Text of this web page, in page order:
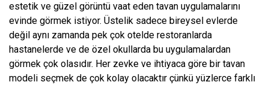
estetik ve güzel görüntü vaat eden tavan uygulamalarını
evinde görmek istiyor. Üstelik sadece bireysel evlerde
değil aynı zamanda pek çok otelde restoranlarda
hastanelerde ve de özel okullarda bu uygulamalardan
görmek çok olasıdır. Her zevke ve ihtiyaca göre bir tavan
modeli seçmek de çok kolay olacaktır çünkü yüzlerce farklı